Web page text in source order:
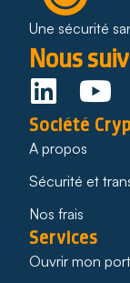
Une sécurité
Nous
Société
A propos
Sécurité et
Nos frais
Services
Ouvrir mon